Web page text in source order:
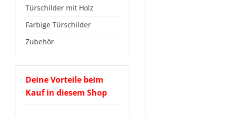
Türschilder mit Holz
Farbige Türschilder
Zubehör
Deine Vorteile beim
Kauf in diesem Shop